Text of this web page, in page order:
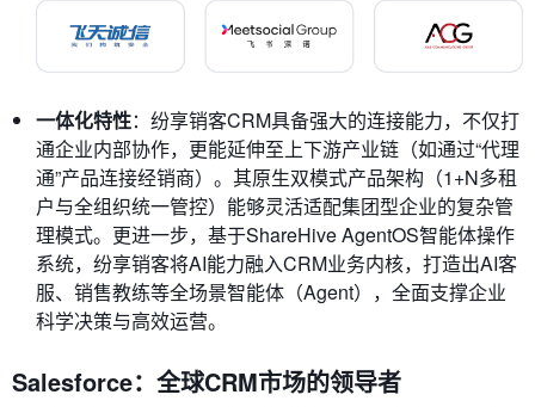
一体化特性：纷享销客CRM具备强大的连接能力，不仅打
通企业内部协作，更能延伸至上下游产业链（如通过“代理
通”产品连接经销商）。其原生双模式产品架构（1+N多租
户与全组织统一管控）能够灵活适配集团型企业的复杂管
理模式。更进一步，基于ShareHive AgentOS智能体操作
系统，纷享销客将AI能力融入CRM业务内核，打造出AI客
服、销售教练等全场景智能体（Agent），全面支撑企业
科学决策与高效运营。
Salesforce：全球CRM市场的领导者